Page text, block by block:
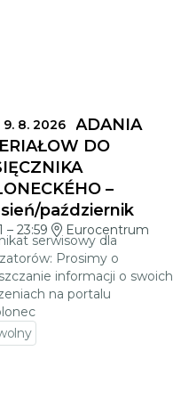
9. 8. 2026SKŁADANIA
DO
–
październik
– 23:59 Eurocentrum
serwisowy dla
Prosimy o
informacji o swoich
na portalu